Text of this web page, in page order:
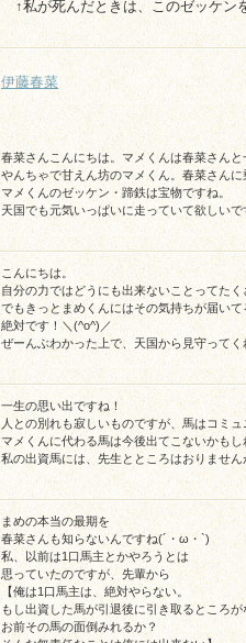
↑私が死んだときは、このゼッケン
伊藤春菜
春菜さんこんにちは。マメくんは春菜さん
やんちゃで甘えん坊のマメくん。春菜さん
マメくんのゼッケン・蹄鉄は宝物ですね。
天国でも元気いっぱいに走っていて欲しいで
こんにちは。
自分の力ではどうにも出来ないことってた
でもきっとまめくんにはその気持ちが届い
絶対です！＼(^o^)／
ぜーんぶわかった上で、天国から見守ってく
一生の思い出ですね！
人との別れも寂しいものですが、馬はコミ
マメくんに代わる馬は今後出てこないかも
私の出資馬には、先生とところはおりませ
まめの本当の最期を
春菜さんも知らないんですね(´・ω・`)
私、以前は1口馬主とかやろうとは
思っていたのですが、先輩から
【俺は1口馬主は、絶対やらない。
もし出資した馬が引退後に引き取るところが
お前その馬の面倒みれるか？